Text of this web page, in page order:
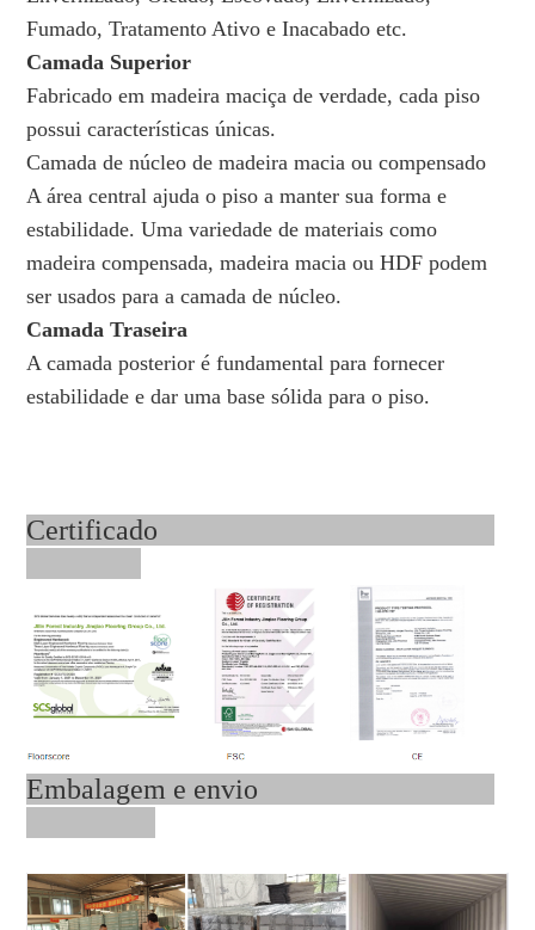
Fumado, Tratamento Ativo e Inacabado etc.
Camada Superior
Fabricado em madeira maciça de verdade, cada piso
possui características únicas.
Camada de núcleo de madeira macia ou compensado
A área central ajuda o piso a manter sua forma e
estabilidade. Uma variedade de materiais como
madeira compensada, madeira macia ou HDF podem
ser usados ​​para a camada de núcleo.
Camada Traseira
A camada posterior é fundamental para fornecer
estabilidade e dar uma base sólida para o piso.
Certificado
Embalagem e envio